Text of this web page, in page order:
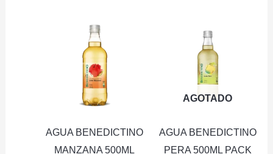
6U
cantidad
AGUA BENEDICTINO
MANZANA 500ML
AGOTADO
AGUA BENEDICTINO
PERA 500ML PACK